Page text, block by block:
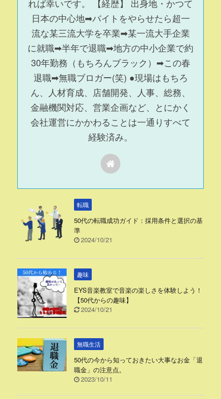
れば幸いです。 【経歴】 出身地・かつて
日本の中心地➡バイトをやらせたら超一
流な某三流大学を卒業➡某一流大手企業
に就職➡半年で退職➡地方の中小企業で約
30年勤務（もちろんブラック）➡この春
退職➡無職ブロガー(笑) ●現場はもちろ
ん、人材育成、店舗開発、人事、総務、
金融機関対応、営業企画など、とにかく
会社運営にかかわることは一通りすべて
経験済み。
転職
50代の転職成功ガイド：採用条件と選択の基
準
2024/10/21
趣味
EYS音楽教室で音楽の楽しさを体験しよう！
【50代からの趣味】
2024/10/21
無職生活
50代の今から知っておきたい大事なお金「退
職金」の注意点。
2023/10/11